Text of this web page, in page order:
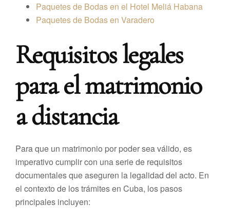
Paquetes de Bodas en el Hotel Meliá Habana
Paquetes de Bodas en Varadero
Requisitos legales
para el matrimonio
a distancia
Para que un matrimonio por poder sea válido, es
imperativo cumplir con una serie de requisitos
documentales que aseguren la legalidad del acto. En
el contexto de los trámites en Cuba, los pasos
principales incluyen: